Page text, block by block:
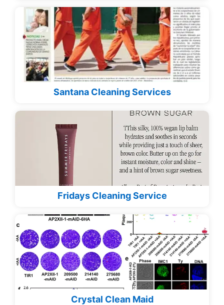
Santana Cleaning Services
Fridays Cleaning Service
Crystal Clean Maid